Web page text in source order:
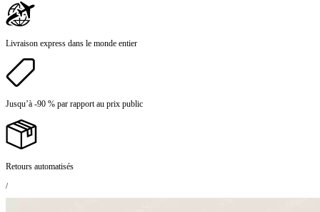
Livraison express dans le monde entier
Jusqu’à -90 % par rapport au prix public
Retours automatisés
/